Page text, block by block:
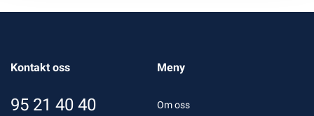
Kontakt oss
95 21 40 40
Meny
Om oss